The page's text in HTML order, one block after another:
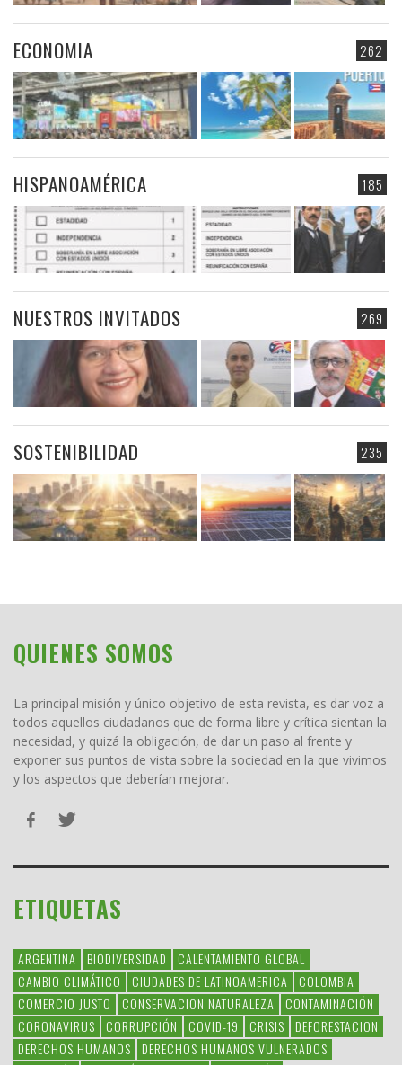
262
ECONOMIA
185
HISPANOAMÉRICA
269
NUESTROS INVITADOS
235
SOSTENIBILIDAD
QUIENES SOMOS
La principal misión y único objetivo de esta revista, es dar voz a
todos aquellos ciudadanos que de forma libre y crítica sientan la
necesidad, y quizá la obligación, de dar un paso al frente y
exponer sus puntos de vista sobre la sociedad en la que vivimos
y los aspectos que deberían mejorar.
ETIQUETAS
ARGENTINA BIODIVERSIDAD
CALENTAMIENTO GLOBAL
CAMBIO CLIMÁTICO
CIUDADES DE LATINOAMERICA
COLOMBIA
COMERCIO JUSTO
CONSERVACION NATURALEZA
CONTAMINACIÓN
CORONAVIRUS
CORRUPCIÓN COVID-19 CRISIS
DEFORESTACION
DERECHOS HUMANOS
DERECHOS HUMANOS VULNERADOS